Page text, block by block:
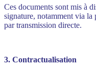
Ces documents sont mis à
signature, notamment via
par transmission directe.
3. Contractualisation